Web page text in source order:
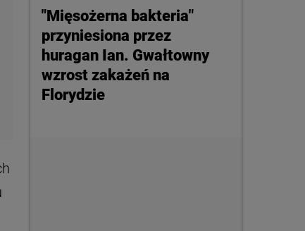
"Mięsożerna bakteria"
przyniesiona przez
huragan Ian. Gwałtowny
wzrost zakażeń na
Florydzie